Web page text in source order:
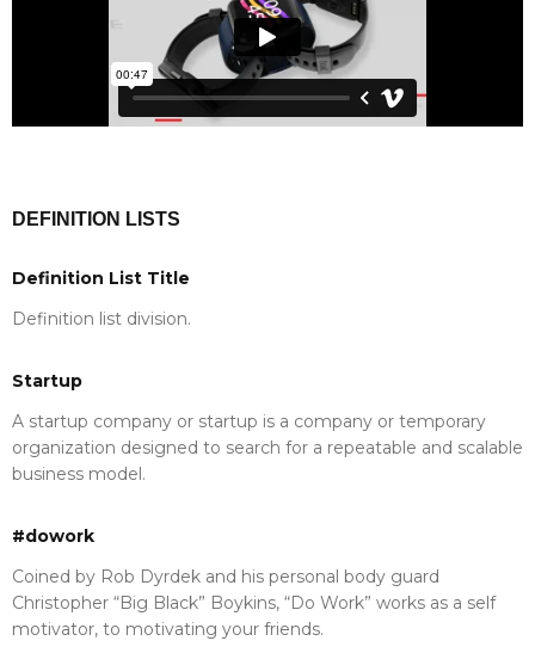
DEFINITION LISTS
Definition List Title
Definition list division.
Startup
A startup company or startup is a company or temporary
organization designed to search for a repeatable and scalable
business model.
#dowork
Coined by Rob Dyrdek and his personal body guard
Christopher “Big Black” Boykins, “Do Work” works as a self
motivator, to motivating your friends.